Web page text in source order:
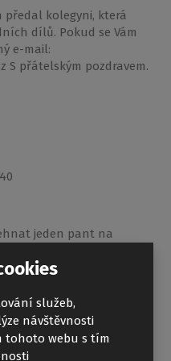
předal kolegyni, která
dílů. Pokud se Vám
e-mail:
S přátelským pozdravem.
jeden pant na
za odpověď Koutný
služeb,
návštěvnosti
tohoto webu s tím